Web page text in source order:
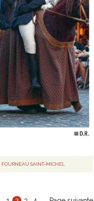
FOURNEAU SAINT-MICHEL